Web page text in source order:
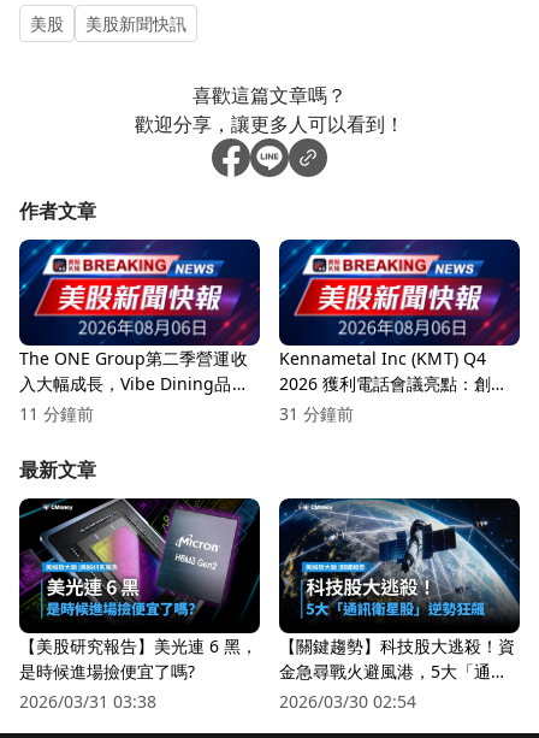
美股 美股新聞快訊
喜歡這篇文章嗎？
歡迎分享，讓更多人可以看到！
作者文章
The ONE Group第二季營運收
入大幅成長，Vibe Dining品牌
持續強勁！
11 分鐘前
Kennametal Inc (KMT) Q4
2026 獲利電話會議亮點：創紀
錄的利潤率與戰略增長
31 分鐘前
最新文章
【美股研究報告】美光連 6 黑，
是時候進場撿便宜了嗎?
2026/03/31 03:38
【關鍵趨勢】科技股大逃殺！資
金急尋戰火避風港，5大「通訊
衛星股」逆勢狂飆
2026/03/30 02:54